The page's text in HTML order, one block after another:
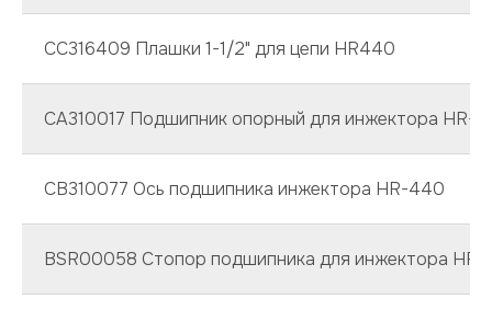
CC316409 Плашки 1-1/2" для цепи HR440
CA310017 Подшипник опорный для инжектора HR-
СВ310077 Ось подшипника инжектора HR-440
BSR00058 Стопор подшипника для инжектора